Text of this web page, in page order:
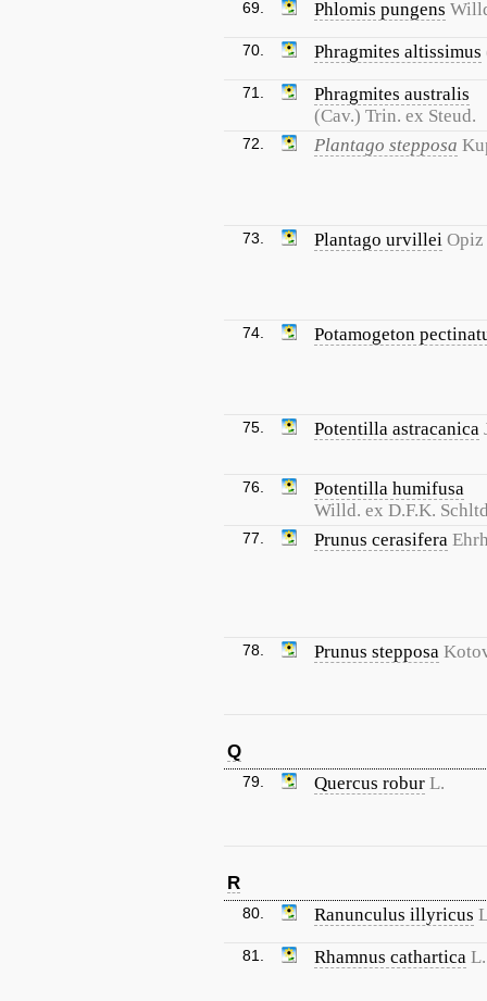
69. Phlomis pungens
70. Phragmites altissimus
71.
Phragmites australis
(Cav.) Trin. ex Steud.
72. Plantago stepposa
73. Plantago urvillei Opiz
74. Potamogeton
75. Potentilla astracanica
76.
Potentilla humifusa
Willd. ex D.F.K.
77. Prunus cerasifera
78. Prunus stepposa
Q
79. Quercus robur L.
R
80. Ranunculus illyricus
81. Rhamnus cathartica L.